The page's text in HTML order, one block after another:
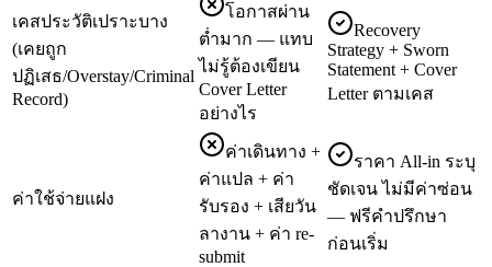
เคสประวัติเปราะบาง
(เคยถูก
ปฏิเสธ/Overstay/Criminal
Record)
โอกาสผ่าน
ต่ำมาก — แทบ
ไม่รู้ต้องเขียน
Cover Letter
อย่างไร
Recovery
Strategy + Sworn
Statement + Cover
Letter ตามเคส
ค่าใช้จ่ายแฝง
ค่าเดินทาง +
ค่าแปล + ค่า
รับรอง + เสียวัน
ลางาน + ค่า re-
submit
ราคา All-in ระบุ
ชัดเจน ไม่มีค่าซ่อน
— ฟรีคำปรึกษา
ก่อนเริ่ม